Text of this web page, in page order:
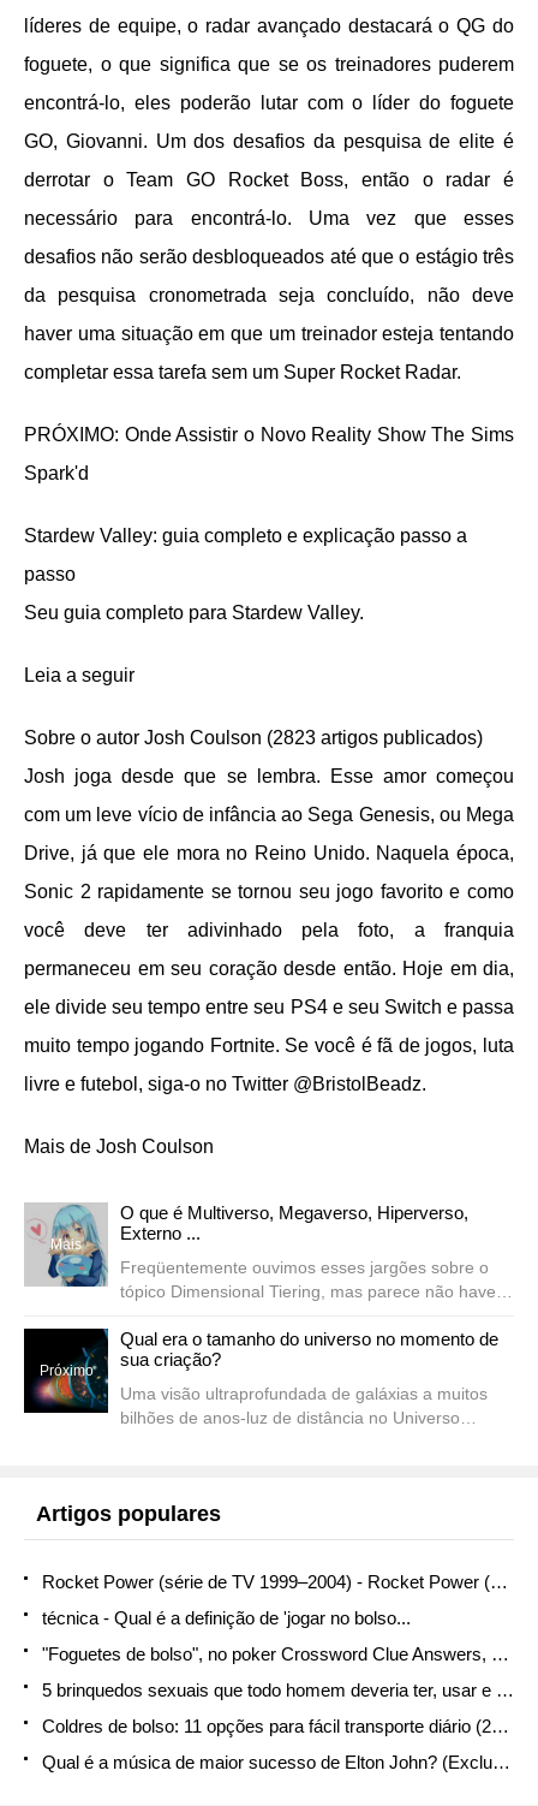
líderes de equipe, o radar avançado destacará o QG do
foguete, o que significa que se os treinadores puderem
encontrá-lo, eles poderão lutar com o líder do foguete
GO, Giovanni. Um dos desafios da pesquisa de elite é
derrotar o Team GO Rocket Boss, então o radar é
necessário para encontrá-lo. Uma vez que esses
desafios não serão desbloqueados até que o estágio três
da pesquisa cronometrada seja concluído, não deve
haver uma situação em que um treinador esteja tentando
completar essa tarefa sem um Super Rocket Radar.
PRÓXIMO: Onde Assistir o Novo Reality Show The Sims
Spark'd
Stardew Valley: guia completo e explicação passo a
passo
Seu guia completo para Stardew Valley.
Leia a seguir
Sobre o autor Josh Coulson (2823 artigos publicados)
Josh joga desde que se lembra. Esse amor começou
com um leve vício de infância ao Sega Genesis, ou Mega
Drive, já que ele mora no Reino Unido. Naquela época,
Sonic 2 rapidamente se tornou seu jogo favorito e como
você deve ter adivinhado pela foto, a franquia
permaneceu em seu coração desde então. Hoje em dia,
ele divide seu tempo entre seu PS4 e seu Switch e passa
muito tempo jogando Fortnite. Se você é fã de jogos, luta
livre e futebol, siga-o no Twitter @BristolBeadz.
Mais de Josh Coulson
Mais
recentes
O que é Multiverso, Megaverso, Hiperverso,
Externo ...
Freqüentemente ouvimos esses jargões sobre o
tópico Dimensional Tiering, mas parece não haver
significam. Depois de pesquisar um pouco,
encontrei dois sites que contêm alguns ...
Próximo
Qual era o tamanho do universo no momento de
sua criação?
Uma visão ultraprofundada de galáxias a muitos
bilhões de anos-luz de distância no Universo
Artigos populares
Rocket Power (série de TV 1999–2004) - Rocket Power (série de TV ...
técnica - Qual é a definição de 'jogar no bolso...
"Foguetes de bolso", no poker Crossword Clue Answers, Crossword ...
5 brinquedos sexuais que todo homem deveria ter, usar e usar novamente - LA Weekly
Coldres de bolso: 11 opções para fácil transporte diário (2021 ...
Qual é a música de maior sucesso de Elton John? (Exclusivo para celebridades)